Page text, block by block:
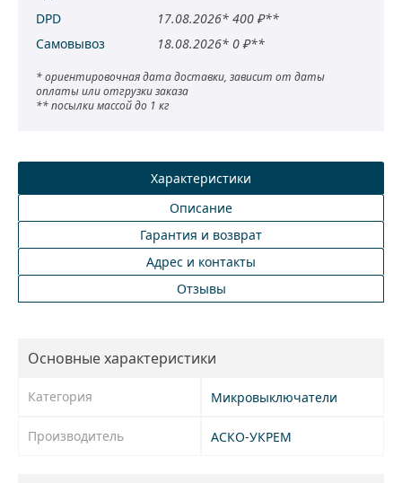
DPD
17.08.2026* 400 ₽**
Самовывоз
18.08.2026* 0 ₽**
* ориентировочная дата доставки, зависит от даты
оплаты или отгрузки заказа
** посылки массой до 1 кг
Характеристики
Описание
Гарантия и возврат
Адрес и контакты
Отзывы
Основные характеристики
Категория Микровыключатели
Производитель АСКО-УКРЕМ